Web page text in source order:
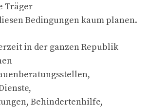
Träger
Bedingungen kaum planen.
in der ganzen Republik
Behindertenhilfe,